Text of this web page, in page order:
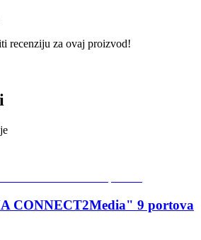
recenziju za ovaj proizvod!
CONNECT2Media" 9 portova